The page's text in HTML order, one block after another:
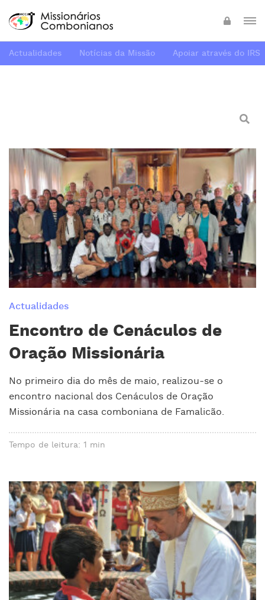
Actualidades Notícias da Missão Apoiar através do IRS
Actualidades
Encontro de Cenáculos de
Oração Missionária
No primeiro dia do mês de maio, realizou-se o
encontro nacional dos Cenáculos de Oração
Missionária na casa comboniana de Famalicão.
Tempo de leitura: 1 min